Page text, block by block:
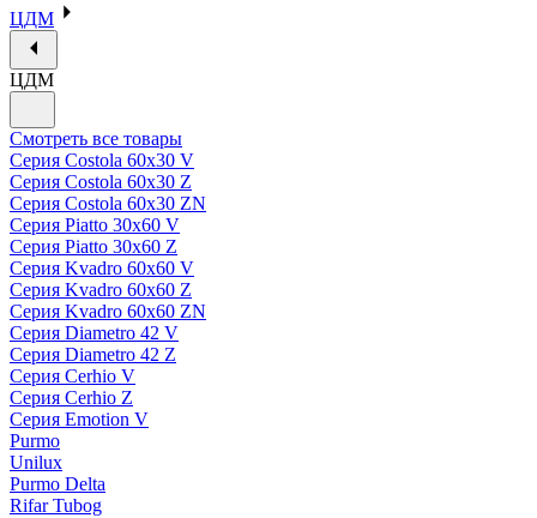
ЦДМ
ЦДМ
Смотреть все товары
Серия Costola 60х30 V
Серия Costola 60х30 Z
Серия Costola 60х30 ZN
Серия Piatto 30х60 V
Серия Piatto 30х60 Z
Серия Kvadro 60х60 V
Серия Kvadro 60х60 Z
Серия Kvadro 60х60 ZN
Серия Diametro 42 V
Серия Diametro 42 Z
Серия Cerhio V
Серия Cerhio Z
Серия Emotion V
Purmo
Unilux
Purmo Delta
Rifar Tubog